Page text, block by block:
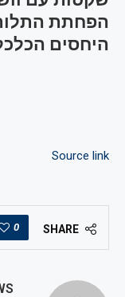
הפחתת
היחסים
Source link
SHARE
0